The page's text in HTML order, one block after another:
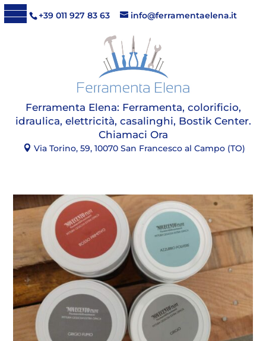
+39 011 927 83 63 info@ferramentaelena.it
Ferramenta Elena: Ferramenta, colorificio,
idraulica, elettricità, casalinghi, Bostik Center.
Chiamaci Ora
Via Torino, 59, 10070 San Francesco al Campo (TO)